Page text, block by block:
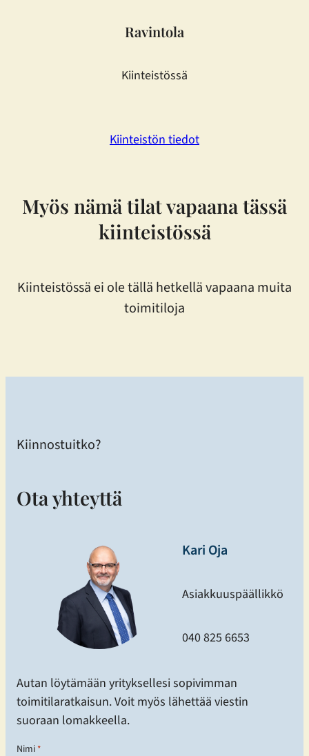
Ravintola
Kiinteistössä
Kiinteistön tiedot
Myös nämä tilat vapaana tässä
kiinteistössä
Kiinteistössä ei ole tällä hetkellä vapaana muita
toimitiloja
Kiinnostuitko?
Ota yhteyttä
Kari Oja
Asiakkuuspäällikkö
040 825 6653
Autan löytämään yrityksellesi sopivimman
toimitilaratkaisun. Voit myös lähettää viestin
suoraan lomakkeella.
Nimi *